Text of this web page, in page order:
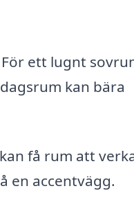
ett lugnt
kan bära
få rum att
en accentvägg.